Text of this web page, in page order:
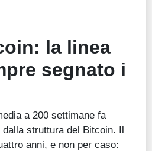
la linea
segnato i
a 200 settimane fa
struttura del Bitcoin. Il
anni, e non per caso: